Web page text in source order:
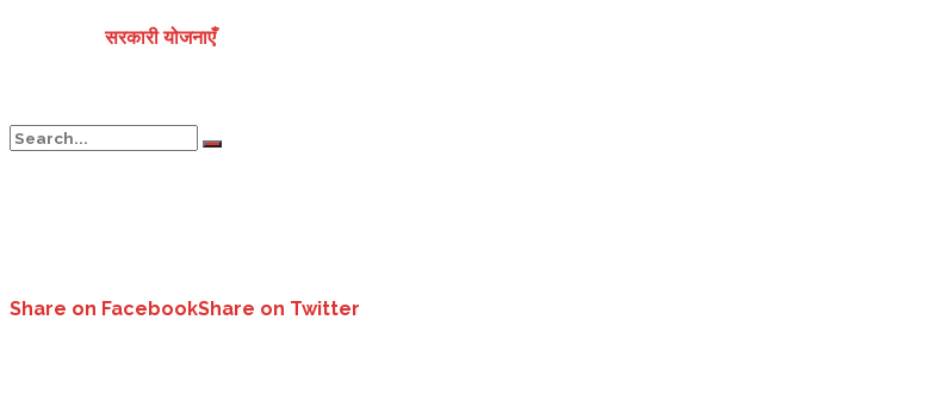
View All Result
सरकारी योजनाएँ
View All Result
Share on FacebookShare on Twitter